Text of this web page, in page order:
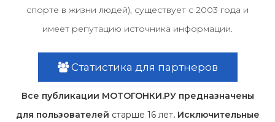
спорте в жизни людей), существует с 2003 года и
имеет репутацию источника информации.
Статистика для партнеров
Все публикации МОТОГОНКИ.РУ предназначены
для пользователей старше 16 лет. Исключительные